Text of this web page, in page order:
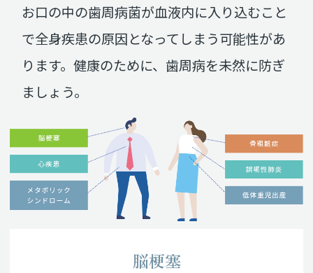
お口の中の歯周病菌が血液内に入り込むこと
で全身疾患の原因となってしまう可能性があ
ります。健康のために、歯周病を未然に防ぎ
ましょう。
脳梗塞